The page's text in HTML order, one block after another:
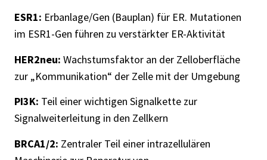
ESR1: Erbanlage/Gen (Bauplan) für ER. Mutationen
im ESR1-Gen führen zu verstärkter ER-Aktivität
HER2neu: Wachstumsfaktor an der Zelloberfläche
zur „Kommunikation“ der Zelle mit der Umgebung
PI3K: Teil einer wichtigen Signalkette zur
Signalweiterleitung in den Zellkern
BRCA1/2: Zentraler Teil einer intrazellulären